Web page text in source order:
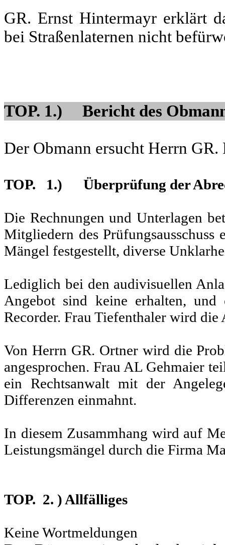
GR. Ernst Hintermayr erklärt
bei Straßenlaternen nicht
TOP. 1.) Bericht des
Der Obmann ersucht Herrn
TOP. 1.) Überprüfung der
Die Rechnungen und Unterlagen
Mitgliedern des
Mängel festgestellt, diverse
Lediglich bei den audivisuellen
Angebot sind keine erhalten,
Recorder. Frau Tiefenthaler wird die
Von Herrn GR. Ortner wird die
angesprochen. Frau AL Gehmaier
ein Rechtsanwalt mit der
Differenzen einmahnt.
In diesem Zusammhang wird auf
Leistungsmängel durch die Firma
TOP. 2. ) Allfälliges
Keine Wortmeldungen